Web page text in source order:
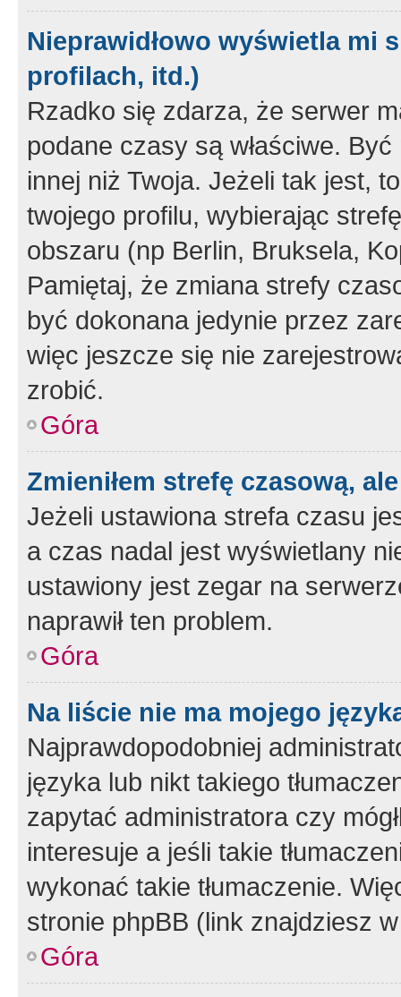
Nieprawidłowo wyświetla mi
profilach, itd.)
Rzadko się zdarza, że serwer
podane czasy są właściwe.
innej niż Twoja. Jeżeli tak jest,
twojego profilu, wybierając
obszaru (np Berlin, Bruksela,
Pamiętaj, że zmiana strefy
być dokonana jedynie przez
więc jeszcze się nie
zrobić.
Góra
Zmieniłem strefę czasową,
Jeżeli ustawiona strefa czasu
a czas nadal jest wyświetlany
ustawiony jest zegar na
naprawił ten problem.
Góra
Na liście nie ma mojego
Najprawdopodobniej
języka lub nikt takiego
zapytać administratora czy
interesuje a jeśli takie
wykonać takie tłumaczenie.
stronie phpBB (link znajdziesz
Góra